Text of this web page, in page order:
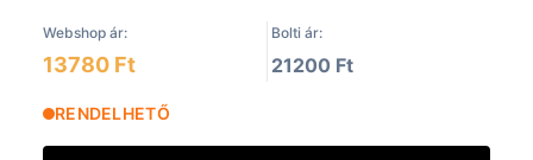
Webshop ár: Bolti ár:
13780 Ft 21200 Ft
RENDELHETŐ